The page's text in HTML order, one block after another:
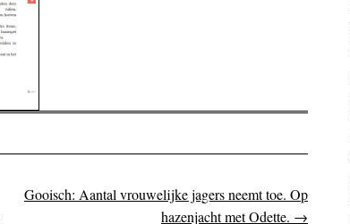
Gooisch: Aantal vrouwelijke jagers neemt toe. Op
hazenjacht met Odette. →